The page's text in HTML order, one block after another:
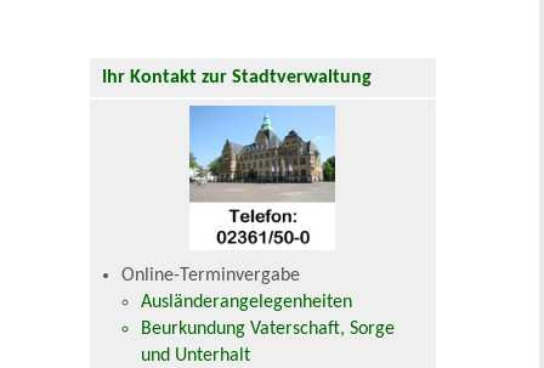
Ihr Kontakt zur Stadtverwaltung
Online-Terminvergabe
Ausländerangelegenheiten
Beurkundung Vaterschaft, Sorge
und Unterhalt